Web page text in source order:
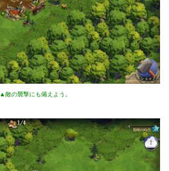
▲敵の襲撃にも備えよう。